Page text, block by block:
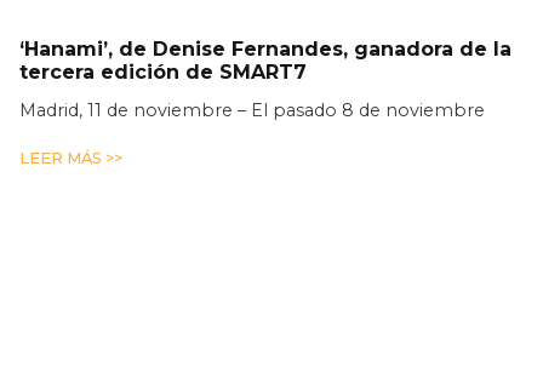
‘Hanami’, de Denise Fernandes, ganadora de la
tercera edición de SMART7
Madrid, 11 de noviembre – El pasado 8 de noviembre
LEER MÁS >>